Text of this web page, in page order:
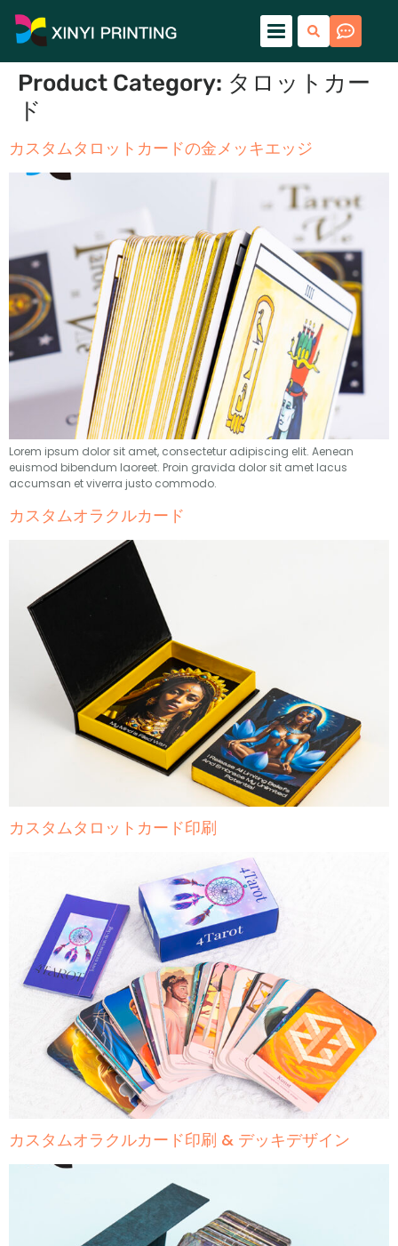
Product Category: タロットカー
ド
カスタムタロットカードの金メッキエッジ
Lorem ipsum dolor sit amet, consectetur adipiscing elit. Aenean
euismod bibendum laoreet. Proin gravida dolor sit amet lacus
accumsan et viverra justo commodo.
カスタムオラクルカード
カスタムタロットカード印刷
カスタムオラクルカード印刷 & デッキデザイン